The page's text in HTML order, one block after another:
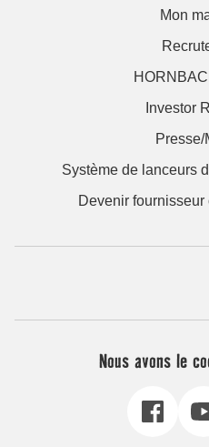
Mon
Investor
Presse/
Système de lanceurs
Devenir
Nous avons le